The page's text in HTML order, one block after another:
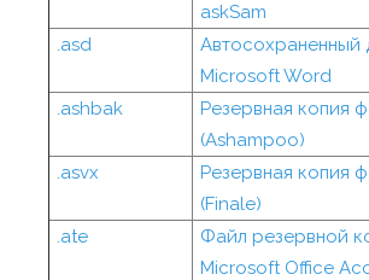
askSam
.asd
Автосохраненный
Microsoft Word
.ashbak
Резервная копия
(Ashampoo)
.asvx
Резервная копия
(Finale)
.ate
Файл резервной
Microsoft Office